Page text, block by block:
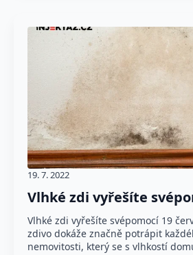
Vlhké zdi vyřešíte
19. 7. 2022
Vlhké zdi vyřešíte svépomocí 19
zdivo dokáže značně potrápit
nemovitosti, který se s vlhkostí